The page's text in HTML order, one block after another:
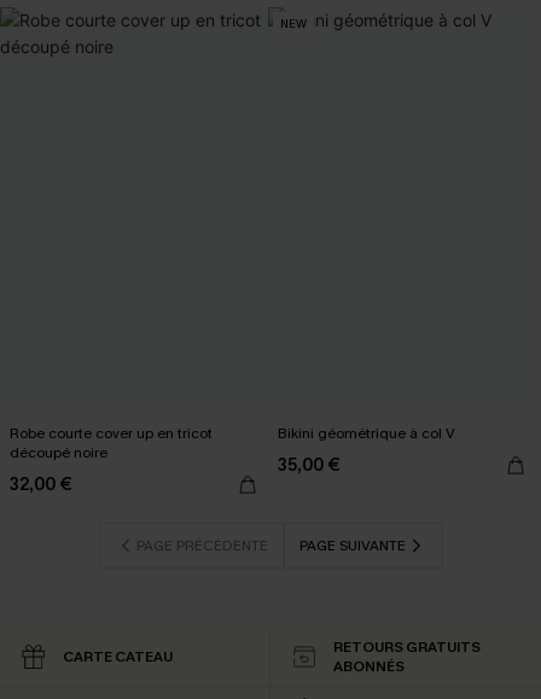
Robe courte cover up en tricot
découpé noire
32,00 €
NEW
Bikini géométrique à col V
35,00 €
PAGE PRÉCÉDENTE PAGE SUIVANTE
CARTE CATEAU
RETOURS GRATUITS
ABONNÉS